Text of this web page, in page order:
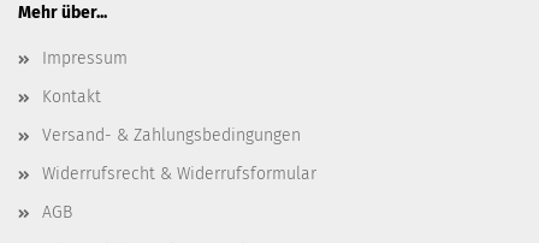
Mehr über...
Impressum
Kontakt
Versand- & Zahlungsbedingungen
Widerrufsrecht & Widerrufsformular
AGB